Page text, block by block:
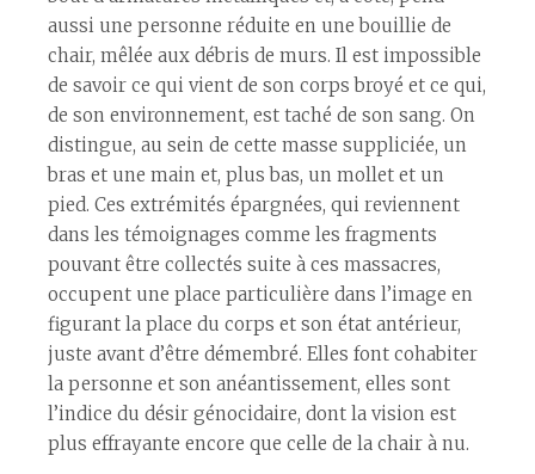
aussi une personne réduite en une bouillie de
chair, mêlée aux débris de murs. Il est impossible
de savoir ce qui vient de son corps broyé et ce qui,
de son environnement, est taché de son sang. On
distingue, au sein de cette masse suppliciée, un
bras et une main et, plus bas, un mollet et un
pied. Ces extrémités épargnées, qui reviennent
dans les témoignages comme les fragments
pouvant être collectés suite à ces massacres,
occupent une place particulière dans l’image en
figurant la place du corps et son état antérieur,
juste avant d’être démembré. Elles font cohabiter
la personne et son anéantissement, elles sont
l’indice du désir génocidaire, dont la vision est
plus effrayante encore que celle de la chair à nu.